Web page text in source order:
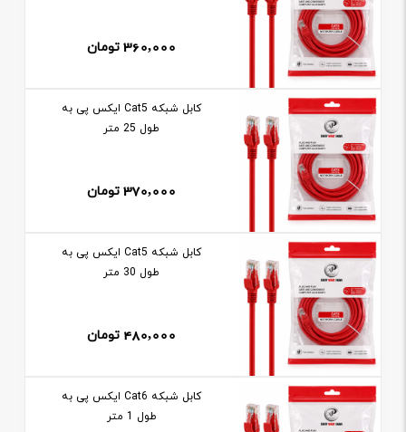
360,000 تومان
کابل شبکه Cat5 ايکس پی به
طول 25 متر
370,000 تومان
کابل شبکه Cat5 ايکس پی به
طول 30 متر
480,000 تومان
کابل شبکه Cat6 ايکس پی به
طول 1 متر